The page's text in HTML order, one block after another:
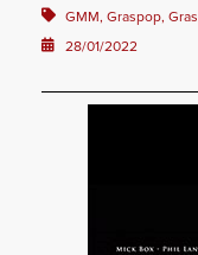
GMM, Graspop,
28/01/2022